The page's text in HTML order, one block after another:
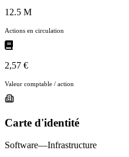
12.5 M
Actions en circulation
2,57 €
Valeur comptable / action
Carte d'identité
Software—Infrastructure